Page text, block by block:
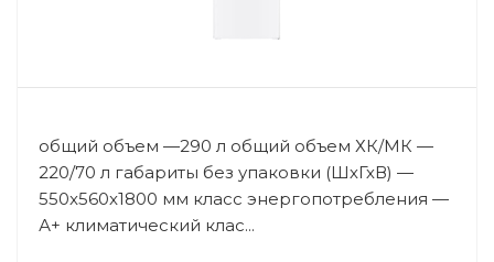
общий объем —290 л общий объем ХК/МК —
220/70 л габариты без упаковки (ШхГхВ) —
550x560x1800 мм класс энергопотребления —
А+ климатический клас...